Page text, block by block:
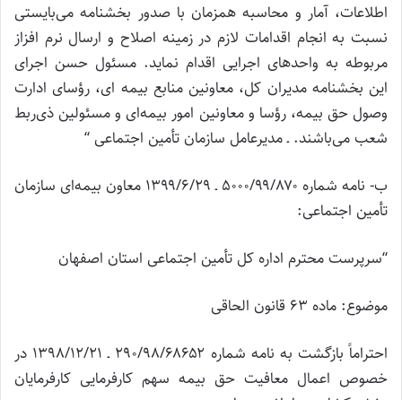
اطلاعات، آمار و محاسبه همزمان با صدور بخشنامه می‌بایستی
نسبت به انجام اقدامات لازم در زمینه اصلاح و ارسال نرم افزاز
مربوطه به واحدهای اجرایی اقدام نماید. مسئول حسن اجرای
این بخشنامه مدیران کل، معاونین منابع بیمه ای، رؤسای ادارت
وصول حق بیمه، رؤسا و معاونین امور بیمه‌ای و مسئولین ذی‌ربط
شعب می‌باشند. ـ مدیرعامل سازمان تأمین اجتماعی “
ب- نامه شماره ۵۰۰۰/۹۹/۸۷۰ ـ ۱۳۹۹/۶/۲۹ معاون بیمه‌ای سازمان
تأمین اجتماعی:
“سرپرست محترم اداره کل تأمین اجتماعی استان اصفهان
موضوع: ماده ۶۳ قانون الحاقی
احتراماً بازگشت به نامه شماره ۲۹۰/۹۸/۶۸۶۵۲ ـ ۱۳۹۸/۱۲/۲۱ در
خصوص اعمال معافیت حق بیمه سهم کارفرمایی کارفرمایان